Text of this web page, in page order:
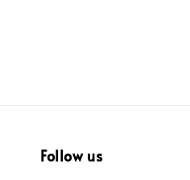
Follow us